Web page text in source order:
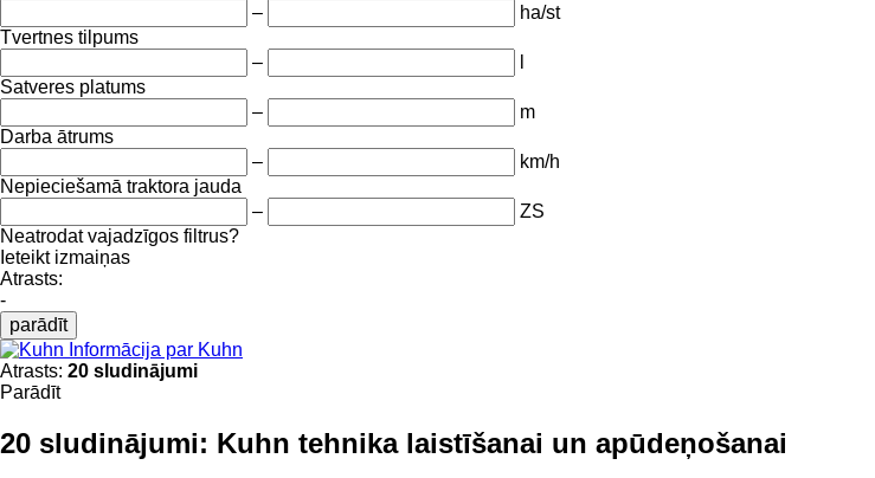
–
ha/st
Tvertnes tilpums
–
Satveres platums
–
m
Darba ātrums
–
km/h
Nepieciešamā traktora jauda
–
ZS
Neatrodat vajadzīgos filtrus?
Ieteikt izmaiņas
Atrasts:
-
parādīt
Informācija par Kuhn
Atrasts: 20 sludinājumi
Parādīt
20 sludinājumi: Kuhn tehnika laistīšanai un apūdeņošanai